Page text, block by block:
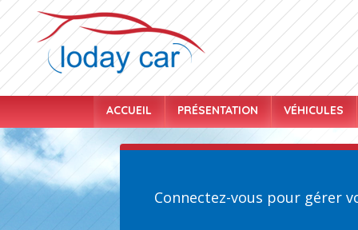
ACCUEIL PRÉSENTATION VÉHICULES
Connectez-vous pour gérer